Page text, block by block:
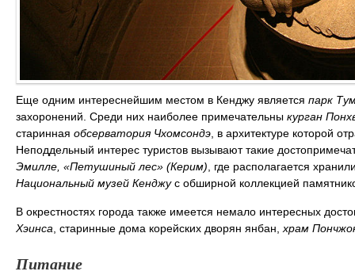
Еще одним интереснейшим местом в Кенджу является парк
захоронений. Среди них наиболее примечательны курган
старинная обсерватория Чхомсондэ , в архитектуре которой
Неподдельный интерес туристов вызывают такие
Эмилле, «Петушиный лес» (Керим) , где располагается
Национальный музей Кенджус обширной коллекцией
В окрестностях города также имеется немало интересных
Хэинса , старинные дома корейских дворян янбан, храм
Питание